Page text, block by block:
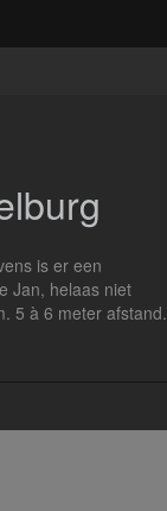
is er een
Jan, helaas niet
5 à 6 meter afstand.